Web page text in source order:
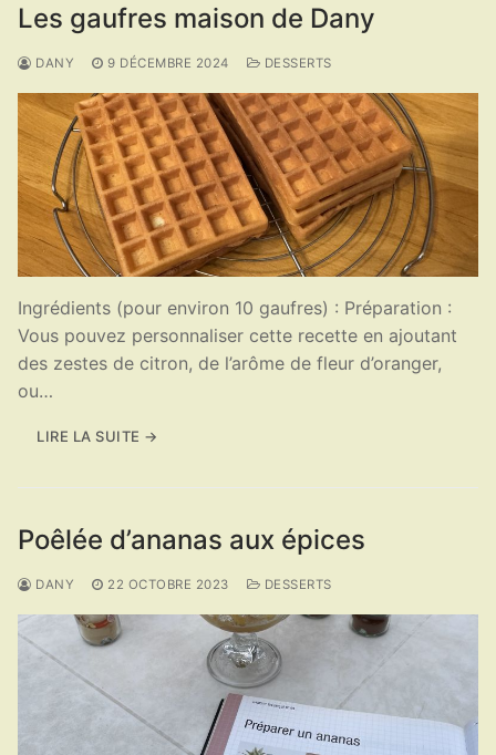
Les gaufres maison de Dany
DANY 9 DÉCEMBRE 2024 DESSERTS
Ingrédients (pour environ 10 gaufres) : Préparation :
Vous pouvez personnaliser cette recette en ajoutant
des zestes de citron, de l’arôme de fleur d’oranger,
ou…
LIRE LA SUITE →
Poêlée d’ananas aux épices
DANY 22 OCTOBRE 2023 DESSERTS